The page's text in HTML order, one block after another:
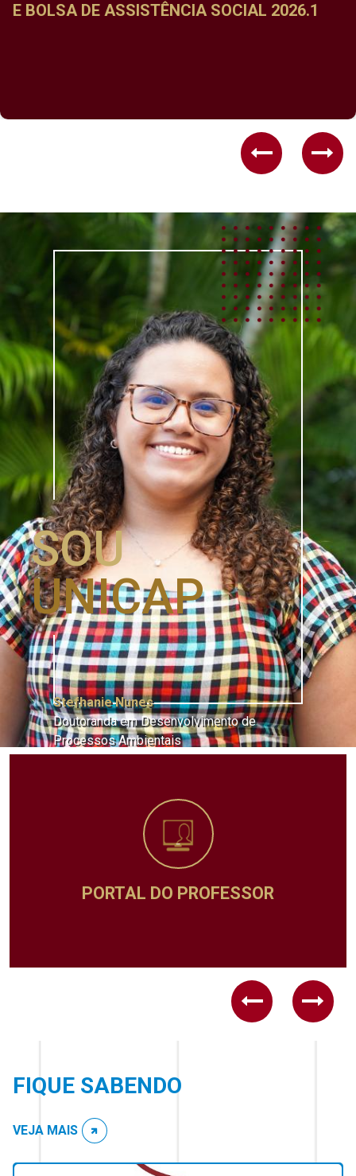
DISCIPLINAS
SOCIAL 2026.1
Previous
SOU
UNICAP
Stefhanie Nunes
Doutoranda em Desenvolvimento de
Processos Ambientais
Previous
Next
FIQUE SABENDO
VEJA MAIS